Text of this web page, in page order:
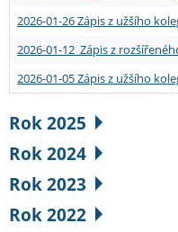
2026-01-26 Zápis z užšího
2026-01-12 Zápis z
2026-01-05 Zápis z užšího
Rok 2025
Rok 2024
Rok 2023
Rok 2022